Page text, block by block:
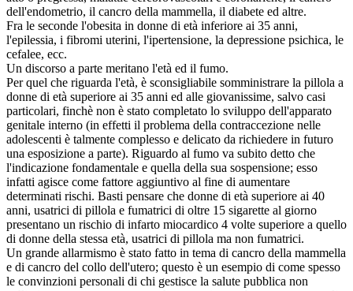
dell'endometrio, il cancro della mammella, il diabete ed altre.
Fra le seconde l'obesita in donne di età inferiore ai 35 anni,
l'epilessia, i fibromi uterini, l'ipertensione, la depressione psichica, le
cefalee, ecc.
Un discorso a parte meritano l'età ed il fumo.
Per quel che riguarda l'età, è sconsigliabile somministrare la pillola a
donne di età superiore ai 35 anni ed alle giovanissime, salvo casi
particolari, finchè non è stato completato lo sviluppo dell'apparato
genitale interno (in effetti il problema della contraccezione nelle
adolescenti è talmente complesso e delicato da richiedere in futuro
una esposizione a parte). Riguardo al fumo va subito detto che
l'indicazione fondamentale e quella della sua sospensione; esso
infatti agisce come fattore aggiuntivo al fine di aumentare
determinati rischi. Basti pensare che donne di età superiore ai 40
anni, usatrici di pillola e fumatrici di oltre 15 sigarette al giorno
presentano un rischio di infarto miocardico 4 volte superiore a quello
di donne della stessa età, usatrici di pillola ma non fumatrici.
Un grande allarmismo è stato fatto in tema di cancro della mammella
e di cancro del collo dell'utero; questo è un esempio di come spesso
le convinzioni personali di chi gestisce la salute pubblica non